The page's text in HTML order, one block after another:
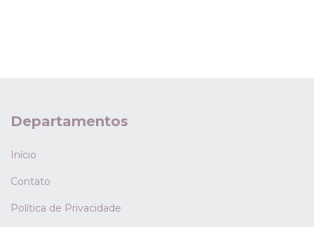
Departamentos
Início
Contato
Política de Privacidade